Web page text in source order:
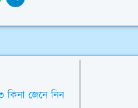
কিনা জেনে নিন